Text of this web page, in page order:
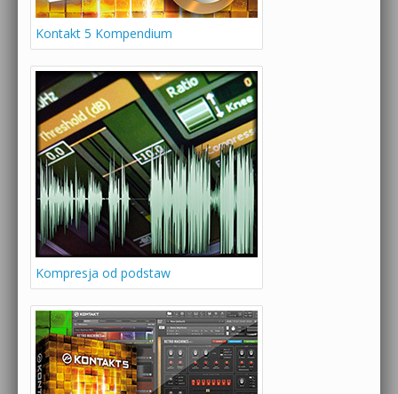
Kontakt 5 Kompendium
Kompresja od podstaw